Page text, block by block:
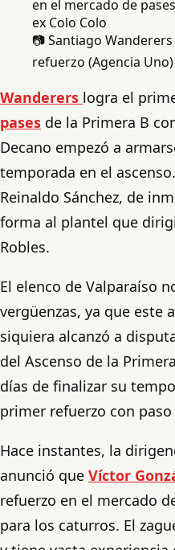
📷 Santiago
refuerzo (Agencia Uno)
Wanderers logra el
pases de la Primera B
Decano empezó a
temporada en el
Reinaldo Sánchez, de
forma al plantel que
Robles.
El elenco de Valparaíso
vergüenzas, ya que este
siquiera alcanzó a
del Ascenso de la
días de finalizar su
primer refuerzo con
Hace instantes, la
anunció que Víctor
refuerzo en el mercado
para los caturros. El